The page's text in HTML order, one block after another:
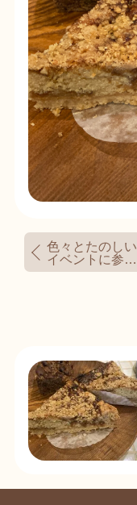
色々とたのしい
イベントに参加
しました。